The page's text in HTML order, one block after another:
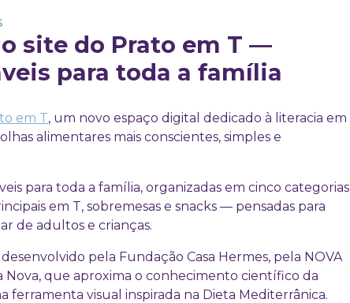
site do Prato em T —
para toda a família
em T, um novo espaço digital dedicado à literacia em
alimentares mais conscientes, simples e
para toda a família, organizadas em cinco categorias
em T, sobremesas e snacks — pensadas para
de adultos e crianças.
pela Fundação Casa Hermes, pela NOVA
Nova, que aproxima o conhecimento científico da
ferramenta visual inspirada na Dieta Mediterrânica.